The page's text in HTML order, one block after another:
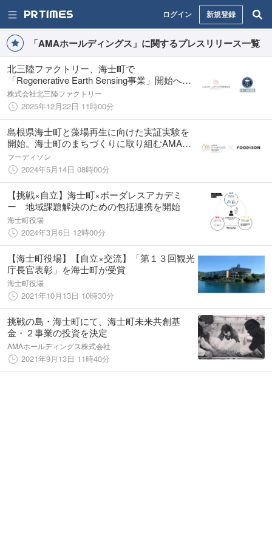
ログイン 新規登録
「AMAホールディングス」に関するプレスリリース一覧
北三陸ファクトリー、海士町で
「Regenerative Earth Sensing事業」開始へ。
AMAホールディングス株式会社と包括連携協
定を締結
株式会社北三陸ファクトリー
2025年12月22日 11時00分
島根県海士町と藻場再生に向けた実証実験を
開始。海士町のまちづくりに取り組むAMAホ
ールディングスと業務提携し、水産資源の増
大へ
フーディソン
2024年5月14日 08時00分
【挑戦×自立】海士町×ボーダレスアカデミ
ー 地域課題解決のための包括連携を開始
海士町役場
2024年3月6日 12時00分
【海士町役場】【自立×交流】「第１３回観光
庁長官表彰」を海士町が受賞
海士町役場
2021年10月13日 10時30分
挑戦の島・海士町にて、海士町未来共創基
金・２事業の投資を決定
AMAホールディングス株式会社
2021年9月13日 11時40分